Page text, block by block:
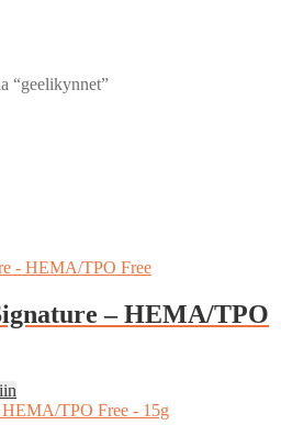
“geelikynnet”
– HEMA/TPO